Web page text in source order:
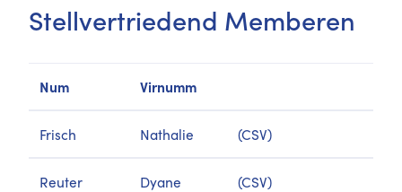
Stellvertriedend Memberen
Num Virnumm
Frisch Nathalie (CSV)
Reuter Dyane (CSV)